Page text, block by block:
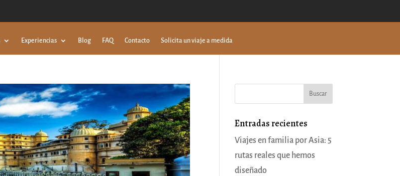
Experiencias Blog FAQ Contacto Solicita un viaje a medida
Entradas recientes
Viajes en familia por Asia: 5
rutas reales que hemos
diseñado